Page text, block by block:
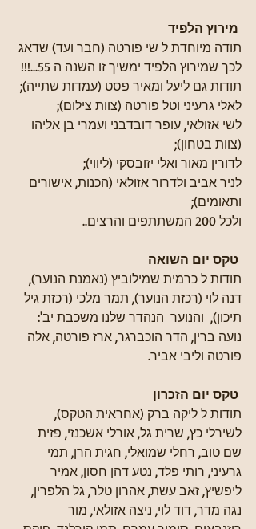
תודה מיוחדת ל שי פורטה (חבר ועד) שדאג
לכך שמירוץ הלפיד ימשיך זו השנה ה 55...!!!
תודות גם ליעל ומאיר פסט (עמדות שתייה);
לאלי גרעיני וטל פורטה (צוות צילום);
לשי אזולאי, עופר דובדבני ועמרי בן אליהו
(צוות בטחון);
לדורין מאור ואלי יזובסקי (ליווי);
לניר אביב ולדרור אזולאי (הכנות, אישורים
ותאומים);
ולכל 200 המשתתפים והרצים..
טקס יום השואה
תודות ל כרמית שמילוביץ (נאמנת הנוער),
דנה לוי (רכזת הנוער), תמר מלכי (רכזת גיל
תיכון),  והנוער  הנהדר שלנו משכבת יב':
נועה ברין, הדר הוכברגר, ארז פורטה, אלה
פורטה וליבי אביר.
תודות ל ליקה ברק (אחראית הטקס),
לשירלי כץ, שרית גל, אורלי אשכנזי, פזית
שם טוב, רחלי שמואלי, חגית הרן, תמי
גרעיני, רותי פלד, נטע דהן חסון, אמיר
ליפשיץ, זאב עשת, אהרון טלר, גל הלפרין,
נגה מדר, דוד לוי, ניצה אזולאי, מור